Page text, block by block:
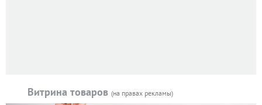
Витрина товаров (на правах рекламы)